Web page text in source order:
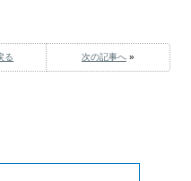
る 次の記事へ»